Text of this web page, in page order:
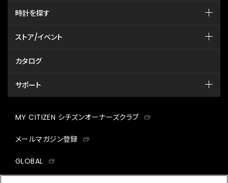
時計を探す
ストア/イベント
カタログ
サポート
MY CITIZEN シチズンオーナーズクラブ
メールマガジン登録
GLOBAL